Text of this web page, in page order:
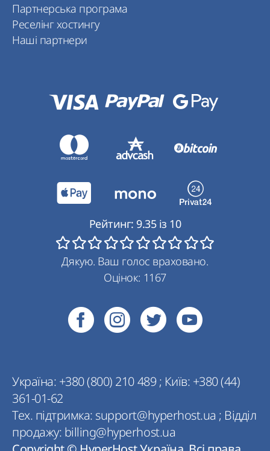
Партнерська програма
Реселінг хостингу
Наші партнери
Україна: +380 (800) 210 489; Київ: +380 (44)
361-01-62
Тех. підтримка: support@hyperhost.ua ; Відділ
продажу: billing@hyperhost.ua
Рейтинг: 9.35із 10
Дякую. Ваш голос враховано.
Оцінок: 1167